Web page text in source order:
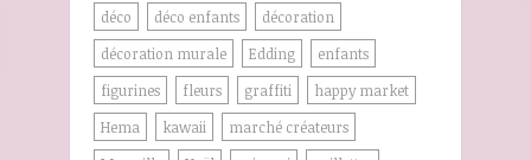
déco
déco enfants
décoration
décoration murale
Edding
enfants
figurines
fleurs graffiti
happy market
Hema
kawaii
marché créateurs